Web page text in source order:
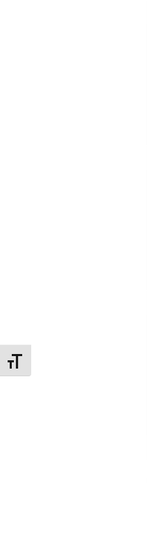
Toggle Font size